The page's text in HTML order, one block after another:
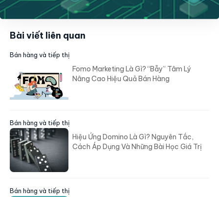
Bài viết liên quan
Bán hàng và tiếp thị
Fomo Marketing Là Gì? “Bẫy” Tâm Lý
Nâng Cao Hiệu Quả Bán Hàng
Bán hàng và tiếp thị
Hiệu Ứng Domino Là Gì? Nguyên Tắc,
Cách Áp Dụng Và Những Bài Học Giá Trị
Bán hàng và tiếp thị